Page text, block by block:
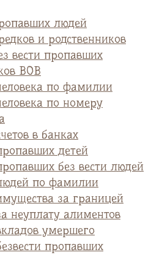
людей
и родственников
вести пропавших
ВОВ
по фамилии
по номеру
в банках
детей
без вести людей
по фамилии
за границей
неуплату алиментов
умершего
пропавших